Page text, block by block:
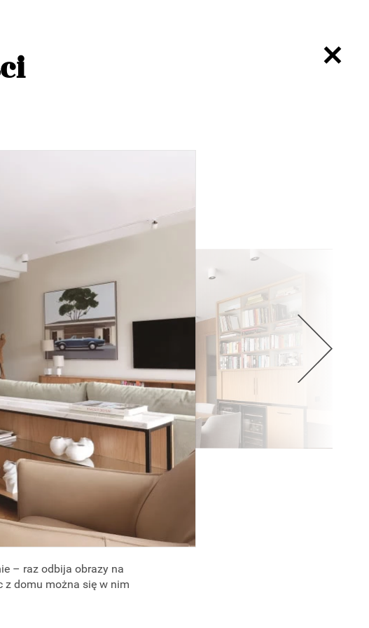
– raz odbija obrazy na
z domu można się w nim